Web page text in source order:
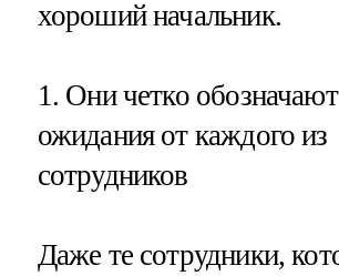
хороший начальник.
1. Они четко обозначают
ожидания от каждого из
сотрудников
Даже те сотрудники,